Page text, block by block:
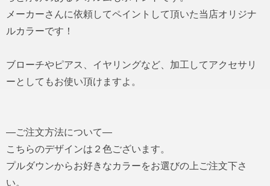
メーカーさんに依頼してペイントして頂いた当店オリジナ
ルカラーです！
ブローチやピアス、イヤリングなど、加工してアクセサリ
ーとしてもお使い頂けますよ。
―ご注文方法について―
こちらのデザインは２色ございます。
プルダウンからお好きなカラーをお選びの上ご注文下さ
い。